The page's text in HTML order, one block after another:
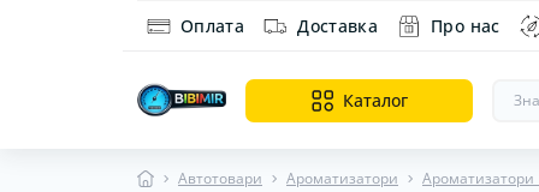
Оплата Доставка Про нас
Каталог
Автотовари Ароматизатори